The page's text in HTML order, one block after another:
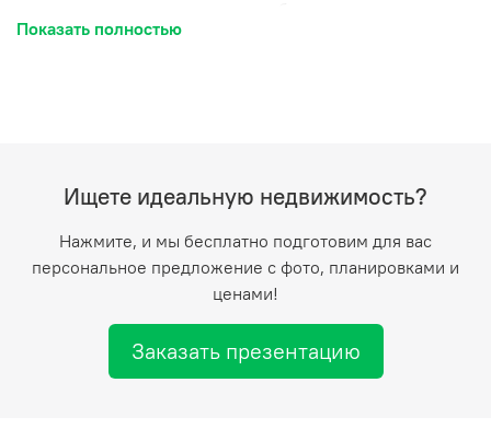
Показать полностью
Ищете идеальную недвижимость?
Нажмите, и мы бесплатно подготовим для вас
персональное предложение с фото, планировками и
ценами!
Заказать презентацию